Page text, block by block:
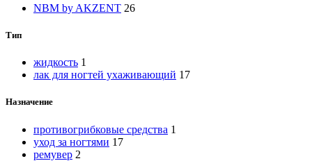
NBM by AKZENT 26
Тип
жидкость 1
лак для ногтей ухаживающий 17
Назначение
противогрибковые средства 1
уход за ногтями 17
ремувер 2